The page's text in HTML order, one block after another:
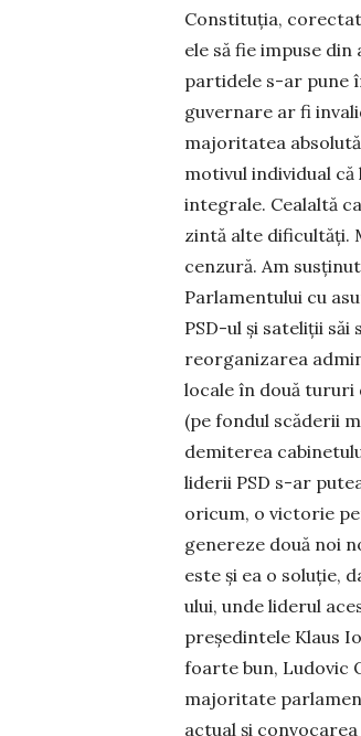
Cons­tituția,
ele să fie impuse
partidele s-ar pune
guvernare ar fi
majo­ritatea
motivul individual
integrale. Cealaltă
zintă alte dificultăți.
cenzură. Am
Parla­men­tului cu
PSD-ul și sateliții săi
reorganizarea
locale în două tururi
(pe fondul scă­de­rii
demiterea
liderii PSD s-ar
oricum, o victorie
genereze două noi
este și ea o soluție,
ului, unde liderul
președintele Klaus
foar­te bun, Ludovic
majoritate
actual și